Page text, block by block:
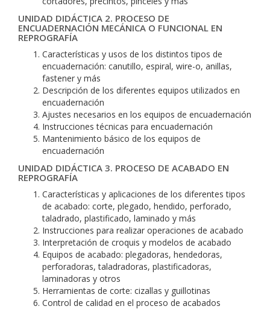
UNIDAD DIDÁCTICA 2. PROCESO DE
ENCUADERNACIÓN MECÁNICA O FUNCIONAL EN
REPROGRAFÍA
Características y usos de los distintos tipos de
encuadernación: canutillo, espiral, wire-o, anillas,
fastener y más
Descripción de los diferentes equipos utilizados en
encuadernación
Ajustes necesarios en los equipos de encuadernación
Instrucciones técnicas para encuadernación
Mantenimiento básico de los equipos de
encuadernación
UNIDAD DIDÁCTICA 3. PROCESO DE ACABADO EN
REPROGRAFÍA
Características y aplicaciones de los diferentes tipos
de acabado: corte, plegado, hendido, perforado,
taladrado, plastificado, laminado y más
Instrucciones para realizar operaciones de acabado
Interpretación de croquis y modelos de acabado
Equipos de acabado: plegadoras, hendedoras,
perforadoras, taladradoras, plastificadoras,
laminadoras y otros
Herramientas de corte: cizallas y guillotinas
Control de calidad en el proceso de acabados